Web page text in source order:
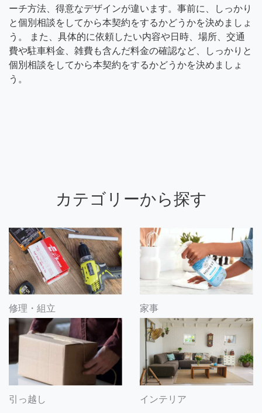
ーチ方法、得意なデザインが違います。事前に、しっかり
と個別相談をしてから本契約をするかどうかを決めましょ
う。 また、具体的に依頼したい内容や日時、場所、交通
費や駐車料金、雑費も含んだ料金の確認など、しっかりと
個別相談をしてから本契約をするかどうかを決めましょ
う。
カテゴリーから探す
修理・組立 家事
引っ越し インテリア